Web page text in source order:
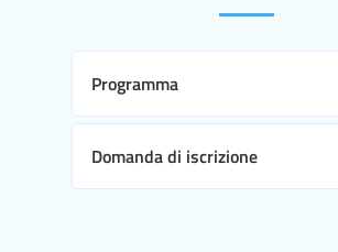
Programma
Domanda di iscrizione